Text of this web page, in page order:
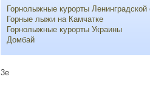
Горнолыжные курорты Ленинградской
Горные лыжи на Камчатке
Горнолыжные курорты Украины
Домбай
3e